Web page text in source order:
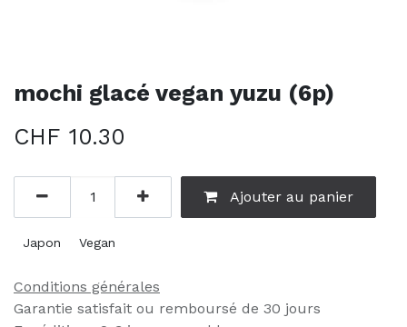
mochi glacé vegan yuzu (6p)
CHF 10.30
Ajouter au panier
Japon Vegan
Conditions générales
Garantie satisfait ou remboursé de 30 jours